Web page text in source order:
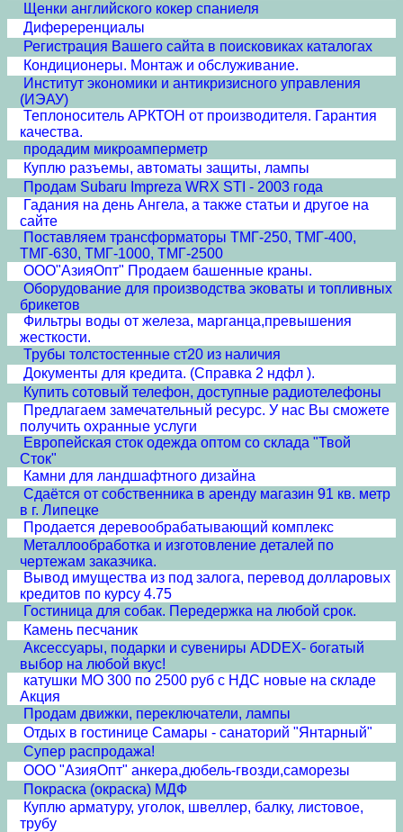
Щенки английского кокер спаниеля
Дифереренциалы
Регистрация Вашего сайта в поисковиках каталогах
Кондиционеры. Монтаж и обслуживание.
Институт экономики и антикризисного управления
(ИЭАУ)
Теплоноситель АРКТОН от производителя. Гарантия
качества.
продадим микроамперметр
Куплю разъемы, автоматы защиты, лампы
Продам Subaru Impreza WRX STI - 2003 года
Гадания на день Ангела, а также статьи и другое на
сайте
Поставляем трансформаторы ТМГ-250, ТМГ-400,
ТМГ-630, ТМГ-1000, ТМГ-2500
ООО"АзияОпт" Продаем башенные краны.
Оборудование для производства эковаты и топливных
брикетов
Фильтры воды от железа, марганца,превышения
жесткости.
Трубы толстостенные ст20 из наличия
Документы для кредита. (Справка 2 ндфл ).
Купить сотовый телефон, доступные радиотелефоны
Предлагаем замечательный ресурс. У нас Вы сможете
получить охранные услуги
Европейская сток одежда оптом со склада "Твой
Сток"
Камни для ландшафтного дизайна
Сдаётся от собственника в аренду магазин 91 кв. метр
в г. Липецке
Продается деревообрабатывающий комплекс
Металлообработка и изготовление деталей по
чертежам заказчика.
Вывод имущества из под залога, перевод долларовых
кредитов по курсу 4.75
Гостиница для собак. Передержка на любой срок.
Камень песчаник
Аксессуары, подарки и сувениры ADDEX- богатый
выбор на любой вкус!
катушки МО 300 по 2500 руб с НДС новые на складе
Акция
Продам движки, переключатели, лампы
Отдых в гостинице Самары - санаторий "Янтарный"
Супер распродажа!
ООО "АзияОпт" анкера,дюбель-гвозди,саморезы
Покраска (окраска) МДФ
Куплю арматуру, уголок, швеллер, балку, листовое,
трубу